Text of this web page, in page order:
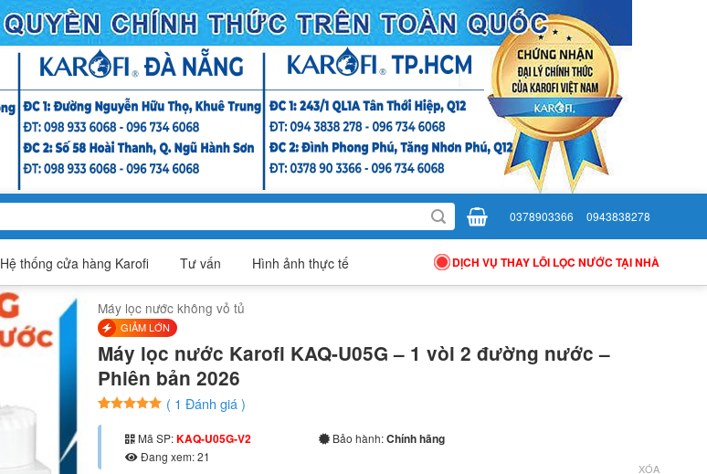
0378903366 0943838278
Hệ thống cửa hàng Karofi Tư vấn Hình ảnh thực tế DỊCH VỤ THAY LÕI LỌC NƯỚC TẠI NHÀ
Máy lọc nước không vỏ tủ
GIẢM LỚN
Máy lọc nước Karofi KAQ-U05G – 1 vòi 2 đường nước –
Phiên bản 2026
dựa trên
đánh giá
( 1 Đánh giá )
Mã SP:KAQ-U05G-V2 Bảo hành:Chính hãng
Đang xem: 21
XÓA